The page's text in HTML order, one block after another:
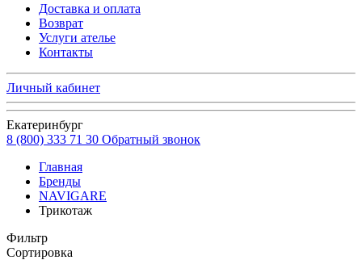
Доставка и оплата
Возврат
Услуги ателье
Контакты
Личный кабинет
Екатеринбург
8 (800) 333 71 30 Обратный звонок
Главная
Бренды
NAVIGARE
Трикотаж
Фильтр
Сортировка